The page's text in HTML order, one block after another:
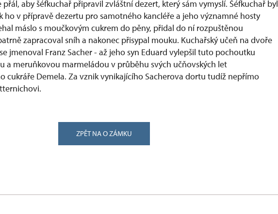
aby šéfkuchař připravil zvláštní dezert, který sám vymyslí. Šéfkuchař byl
ho v přípravě dezertu pro samotného kancléře a jeho významné hosty
máslo s moučkovým cukrem do pěny, přidal do ní rozpuštěnou
zapracoval sníh a nakonec přisypal mouku. Kuchařský učeň na dvoře
jmenoval Franz Sacher - až jeho syn Eduard vylepšil tuto pochoutku
a meruňkovou marmeládou v průběhu svých učňovských let
cukráře Demela. Za vznik vynikajícího Sacherova dortu tudíž nepřímo
ZPĚT NA O ZÁMKU